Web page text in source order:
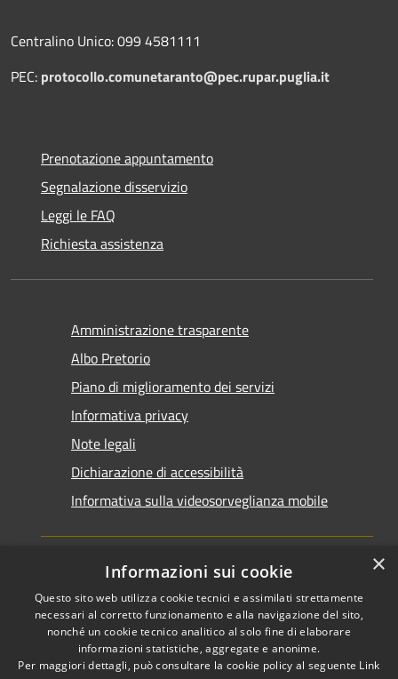
Centralino Unico: 099 4581111
PEC: protocollo.comunetaranto@pec.rupar.puglia.it
Prenotazione appuntamento
Segnalazione disservizio
Leggi le FAQ
Richiesta assistenza
Amministrazione trasparente
Albo Pretorio
Piano di miglioramento dei servizi
Informativa privacy
Note legali
Dichiarazione di accessibilità
Informativa sulla videosorveglianza mobile
RSS
Accessibilità
Copyright © 2026 • Comune di
Taranto • Powered by
Municipium•Accesso
×
Informazioni sui cookie
Questo sito web utilizza cookie tecnici e assimilati strettamente
necessari al corretto funzionamento e alla navigazione del sito,
nonché un cookie tecnico analitico al solo fine di elaborare
informazioni statistiche, aggregate e anonime.
Per maggiori dettagli, può consultare la cookie policy al seguente Link